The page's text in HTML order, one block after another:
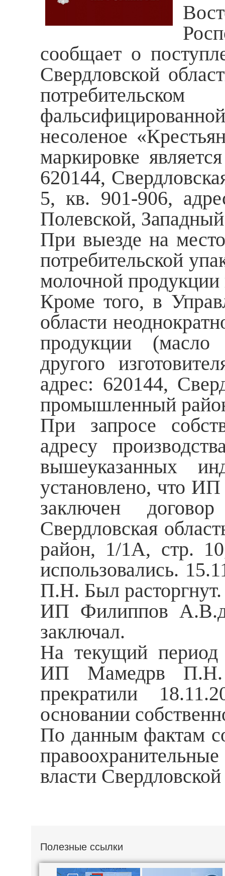
сообщает о
Свердловской
несоленое
маркировке
620144,
5, кв. 901-906,
Полевской,
При выезде на
потребительской
молочной продукции
Кроме того, в
области
продукции (масло
другого
адрес: 620144,
промышленный
При запросе
адресу
вышеуказанных
установлено, что
заключен
Свердловская
район, 1/1А, стр.
использовались.
П.Н. Был расторгнут.
ИП Филиппов
заключал.
На текущий период
ИП Мамедрв П.Н.
прекратили
основании
По данным фактам
власти
Полезные ссылки